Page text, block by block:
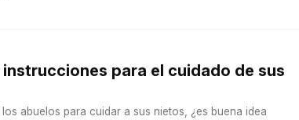
para el cuidado de sus
abuelos para cuidar a sus nietos, ¿es buena idea